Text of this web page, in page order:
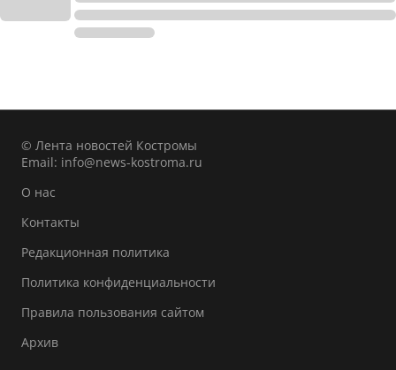
© Лента новостей Костромы
Email: info@news-kostroma.ru
О нас
Контакты
Редакционная политика
Политика конфиденциальности
Правила пользования сайтом
Архив